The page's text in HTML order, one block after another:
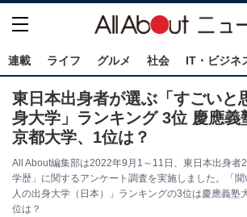
連載 ライフ グルメ 社会 IT・ビジネ
東日本出身者が選ぶ「すごいと
身大学」ランキング 3位 慶應義
京都大学、1位は？
All About編集部は2022年9月1～11日、東日本出身者
学歴」に関するアンケート調査を実施しました。「
人の出身大学（日本）」ランキングの3位は慶應義塾
位は？